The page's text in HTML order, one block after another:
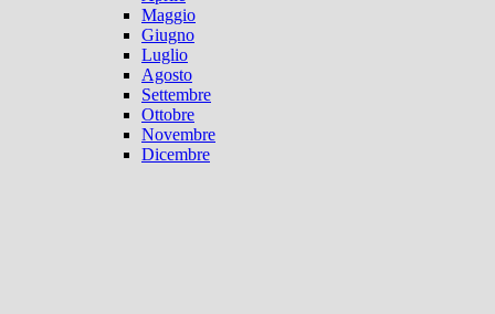
Maggio
Giugno
Luglio
Agosto
Settembre
Ottobre
Novembre
Dicembre